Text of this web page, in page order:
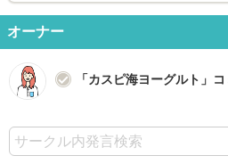
オーナー
「カスピ海ヨーグルト」